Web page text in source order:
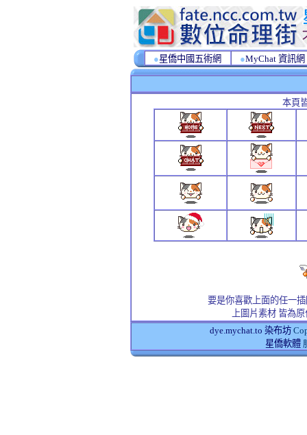
●星僑中國五術網 ●MyChat 資訊網
本頁
要是你喜歡上面的任一
上圖片素材 皆為
dye.mychat.to 染布坊
星僑軟體